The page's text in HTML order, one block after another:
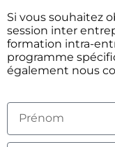
Si vous souhaitez
session inter
formation intra-
programme
également nous